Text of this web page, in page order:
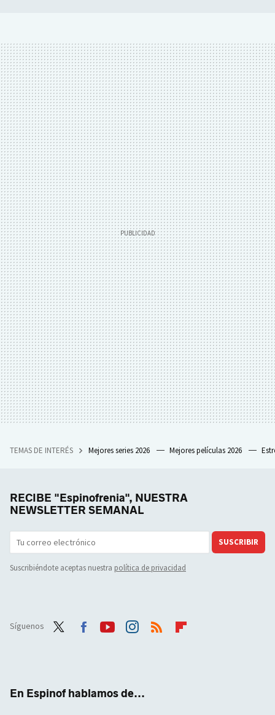
TEMAS DE INTERÉS Mejores series 2026 Mejores películas 2026
RECIBE "Espinofrenia", NUESTRA
NEWSLETTER SEMANAL
SUSCRIBIR
Suscribiéndote aceptas nuestra política de privacidad
Síguenos
En Espinof hablamos de...